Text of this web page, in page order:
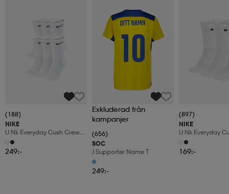
(188)
NIKE
U Nk Everyday Cush Crew
6pr-Bd
249:-
Exkluderad från
kampanjer
(656)
SOC
J Supporter Name T
249:-
(897)
NIKE
U Nk Everyday
3pr
169:-